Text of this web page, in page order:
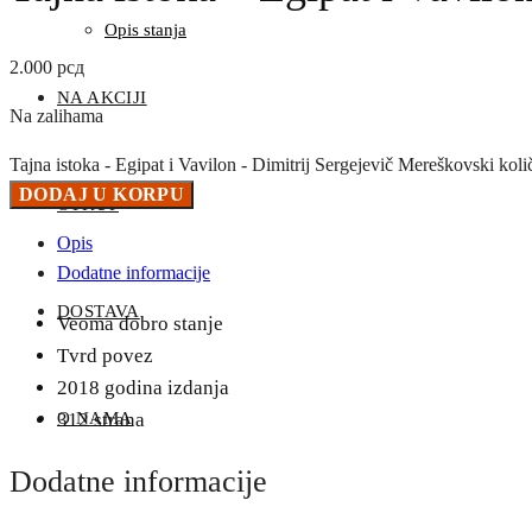
Opis stanja
NA AKCIJI
OTKUP
DOSTAVA
O NAMA
2.000 рсд
Na zalihama
Tajna istoka - Egipat i Vavilon - Dimitrij Sergejevič Mereškovski
DODAJ U KORPU
Opis
Dodatne informacije
Veoma dobro stanje
Tvrd povez
2018 godina izdanja
312 strana
Dodatne informacije